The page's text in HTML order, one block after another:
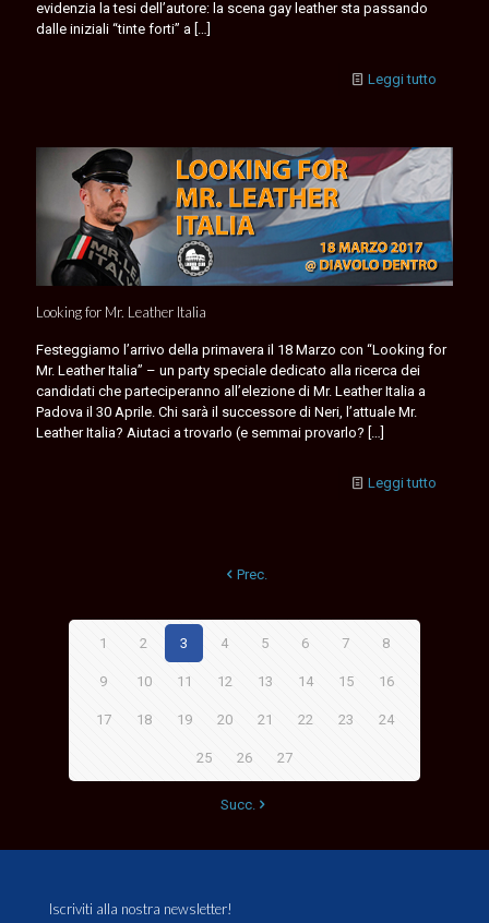
evidenzia la tesi dell’autore: la scena gay leather sta passando
dalle iniziali “tinte forti” a
Leggi tutto
Looking for Mr. Leather Italia
Festeggiamo l’arrivo della primavera il 18 Marzo con “Looking for
Mr. Leather Italia” – un party speciale dedicato alla ricerca dei
candidati che parteciperanno all’elezione di Mr. Leather Italia a
Padova il 30 Aprile. Chi sarà il successore di Neri, l’attuale Mr.
Leather Italia? Aiutaci a trovarlo (e semmai provarlo? […]
Leggi tutto
Prec.
1 2 3 4 5 6 7 8
9 10 11 12 13 14 15 16
17 18 19 20 21 22 23 24
25 26 27
Succ.
Iscriviti alla nostra newsletter!